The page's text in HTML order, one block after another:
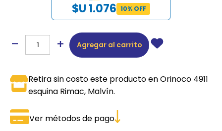
$U 1.076 10% OFF
Agregar al carrito
Retira sin costo este producto en Orinoco 4911
esquina Rimac, Malvín.
Ver métodos de pago